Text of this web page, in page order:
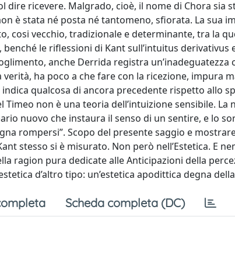
dire ricevere. Malgrado, cioè, il nome di Chora sia
è stata né posta né tantomeno, sfiorata. La sua
cosi vecchio, tradizionale e determinante, tra la
le riflessioni di Kant sull’intuitus derivativus
anche Derrida registra un’inadeguatezza
ha poco a che fare con la ricezione, impura
qualcosa di ancora precedente rispetto allo
non è una teoria dell’intuizione sensibile.
nuovo che instaura il senso di un sentire, e lo
rompersi”. Scopo del presente saggio e
stesso si è misurato. Non però nell’Estetica. E
ragion pura dedicate alle Anticipazioni della
d’altro tipo: un’estetica apodittica degna
Scheda completa (DC)